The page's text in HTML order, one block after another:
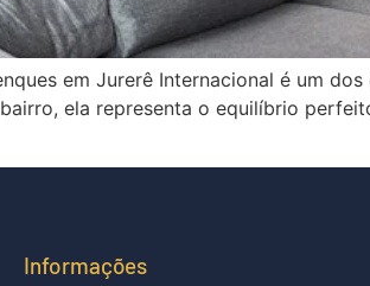
em Jurerê Internacional é um dos
ela representa o equilíbrio
Informações